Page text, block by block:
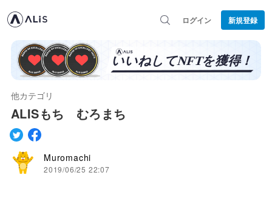
ログイン 新規登録
他カテゴリ
ALISもち むろまち
Muromachi
2019/06/25 22:07